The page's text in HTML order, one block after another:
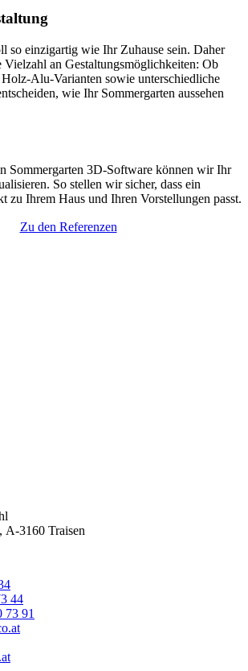
so einzigartig wie Ihr Zuhause sein. Daher
an Gestaltungsmöglichkeiten: Ob
Alu-Varianten sowie unterschiedliche
wie Ihr Sommergarten aussehen
Sommergarten 3D-Software können wir Ihr
So stellen wir sicher, dass ein
zu Ihrem Haus und Ihren Vorstellungen passt.
Zu den Referenzen
A-3160 Traisen
44
73 91